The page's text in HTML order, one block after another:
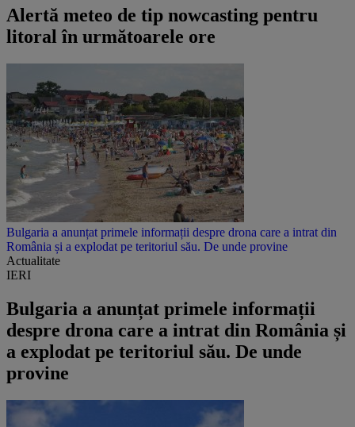
Alertă meteo de tip nowcasting pentru
litoral în următoarele ore
Bulgaria a anunțat primele informații despre drona care a intrat din
România și a explodat pe teritoriul său. De unde provine
Actualitate
IERI
Bulgaria a anunțat primele informații
despre drona care a intrat din România și
a explodat pe teritoriul său. De unde
provine